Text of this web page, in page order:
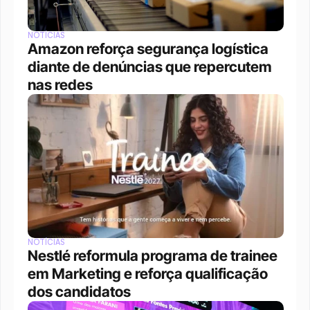
NOTÍCIAS
Amazon reforça segurança logística
diante de denúncias que repercutem
nas redes
NOTÍCIAS
Nestlé reformula programa de trainee
em Marketing e reforça qualificação
dos candidatos